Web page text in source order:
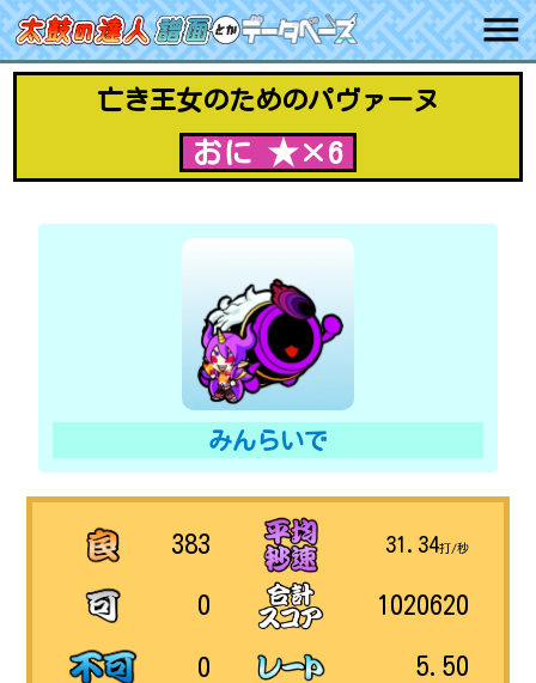
亡き王女のためのパヴァーヌ
おに ★×6
みんらいで
383
0
0
31.34打/秒
1020620
5.50